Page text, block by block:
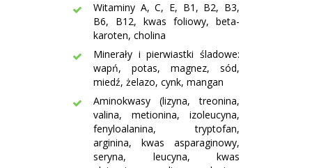
Witaminy A, C, E, B1, B2, B3,
B6, B12, kwas foliowy, beta-
karoten, cholina
Minerały i pierwiastki śladowe:
wapń, potas, magnez, sód,
miedź, żelazo, cynk, mangan
Aminokwasy (lizyna, treonina,
valina, metionina, izoleucyna,
fenyloalanina, tryptofan,
arginina, kwas asparaginowy,
seryna, leucyna, kwas